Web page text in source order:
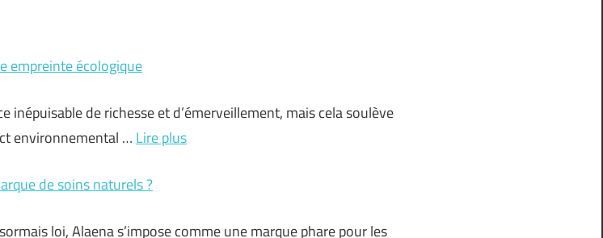
empreinte écologique
de richesse et d’émerveillement, mais cela soulève
environnemental … Lire plus
de soins naturels ?
loi, Alaena s’impose comme une marque phare pour les